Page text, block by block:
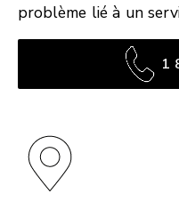
problème lié à un
1